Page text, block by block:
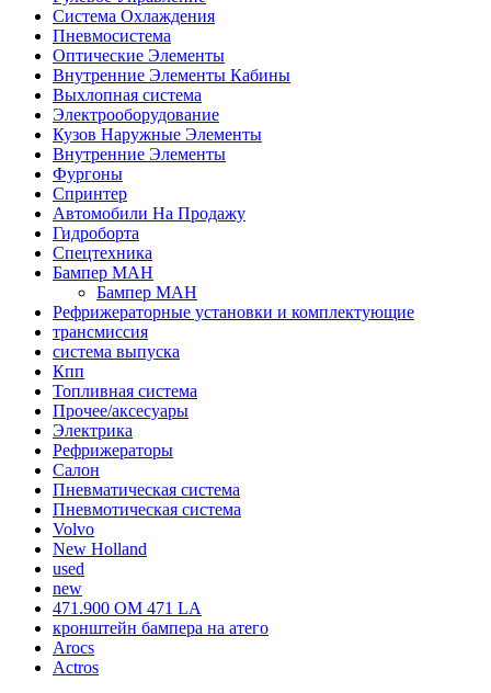
Система Охлаждения
Пневмосистема
Оптические Элементы
Внутренние Элементы Кабины
Выхлопная система
Электрооборудование
Кузов Наружные Элементы
Внутренние Элементы
Фургоны
Спринтер
Автомобили На Продажу
Гидроборта
Спецтехника
Бампер МАН
Бампер МАН
Рефрижераторные установки и комплектующие
трансмиссия
система выпуска
Кпп
Топливная система
Прочее/аксесуары
Электрика
Рефрижераторы
Салон
Пневматическая система
Пневмотическая система
Volvo
New Holland
used
new
471.900 OM 471 LA
кронштейн бампера на атего
Arocs
Actros